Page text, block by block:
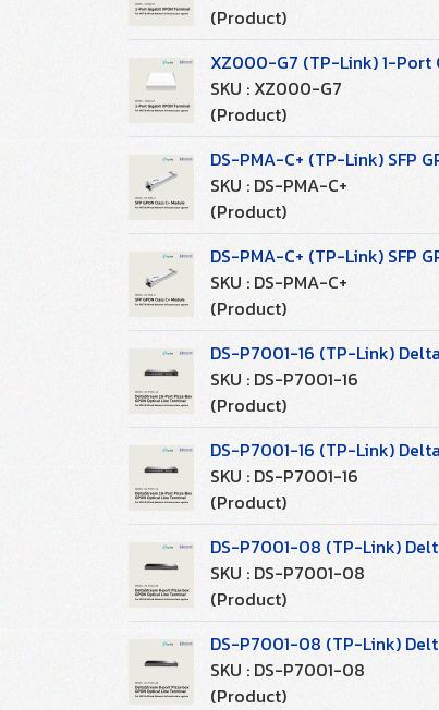
(Product)
XZ000-G7 (TP-Link) 1-Port
SKU : XZ000-G7
(Product)
DS-PMA-C+ (TP-Link) SFP
SKU : DS-PMA-C+
(Product)
DS-PMA-C+ (TP-Link) SFP
SKU : DS-PMA-C+
(Product)
DS-P7001-16 (TP-Link)
SKU : DS-P7001-16
(Product)
DS-P7001-16 (TP-Link)
SKU : DS-P7001-16
(Product)
DS-P7001-08 (TP-Link)
SKU : DS-P7001-08
(Product)
DS-P7001-08 (TP-Link)
SKU : DS-P7001-08
(Product)